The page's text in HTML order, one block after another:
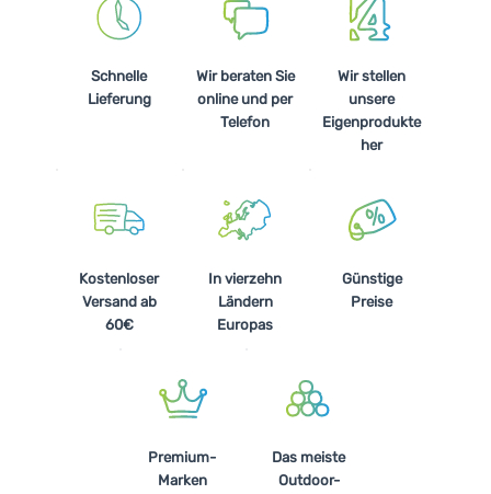
Schnelle
Lieferung
Wir beraten Sie
online und per
Telefon
Wir stellen
unsere
Eigenprodukte
her
Kostenloser
Versand ab
60€
In vierzehn
Ländern
Europas
Günstige
Preise
Premium-
Marken
Das meiste
Outdoor-